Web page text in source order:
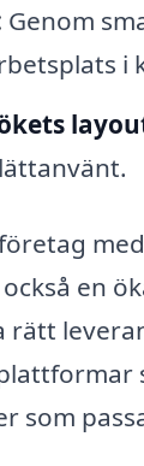
Genom
i
en
rätt
som